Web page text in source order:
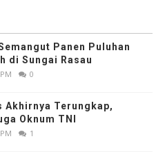
Panen Puluhan
di Sungai Rasau
0
Akhirnya Terungkap,
Oknum TNI
1